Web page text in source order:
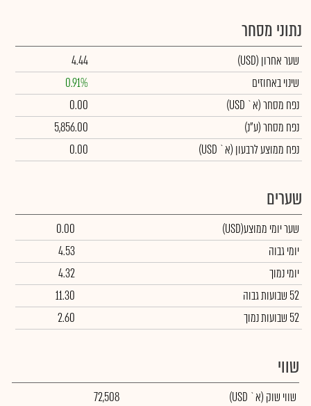
נתוני מסחר
שער אחרון (USD)
4.44
שינוי באחוזים
0.91%
נפח מסחר(א` USD)
0.00
נפח מסחר(ע"נ)
5,856.00
נפח ממוצע לרבעון (א` USD)
0.00
שערים
שער יומי ממוצע(USD)
0.00
יומי גבוה
4.53
יומי נמוך
4.32
52 שבועות גבוה
11.30
52 שבועות נמוך
2.60
שווי
שווי שוק (א` USD)
72,508